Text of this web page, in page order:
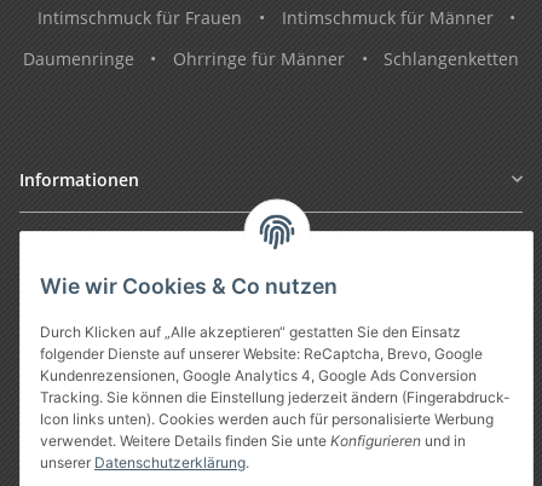
Wie wir Cookies & Co nutzen
Durch Klicken auf „Alle akzeptieren“ gestatten Sie den Einsatz
folgender Dienste auf unserer Website: ReCaptcha, Brevo, Google
Kundenrezensionen, Google Analytics 4, Google Ads Conversion
Tracking. Sie können die Einstellung jederzeit ändern (Fingerabdruck-
Icon links unten). Cookies werden auch für personalisierte Werbung
verwendet. Weitere Details finden Sie unte Konfigurieren und in
unserer Datenschutzerklärung.
Intimschmuck für Frauen
• Intimschmuck für Männer
•
Daumenringe
• Ohrringe für Männer • Schlangenketten
Informationen
Vertrag widerrufen